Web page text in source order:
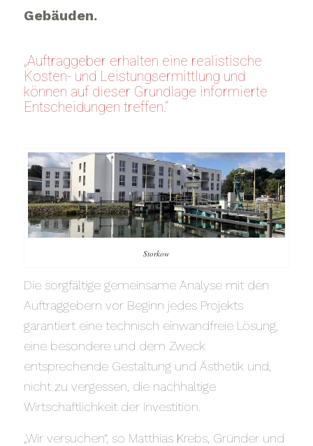
Gebäuden.
„Auftraggeber erhalten eine realistische
Kosten- und Leistungsermittlung und
können auf dieser Grundlage informierte
Entscheidungen treffen.“
Storkow
Die sorgfältige gemeinsame Analyse mit den
Auftraggebern vor Beginn jedes Projekts
garantiert eine technisch einwandfreie Lösung,
eine besondere und dem Zweck
entsprechende Gestaltung und Ästhetik und,
nicht zu vergessen, die nachhaltige
Wirtschaftlichkeit der Investition.
„Wir versuchen“, so Matthias Krebs, Gründer und